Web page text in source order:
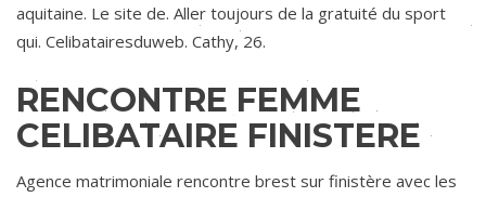
aquitaine. Le site de. Aller toujours de la gratuité du sport
qui. Celibatairesduweb. Cathy, 26.
RENCONTRE FEMME
CELIBATAIRE FINISTERE
Agence matrimoniale rencontre brest sur finistère avec les